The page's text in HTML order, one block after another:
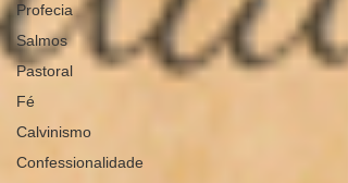
Profecia
Salmos
Pastoral
Fé
Calvinismo
Confessionalidade